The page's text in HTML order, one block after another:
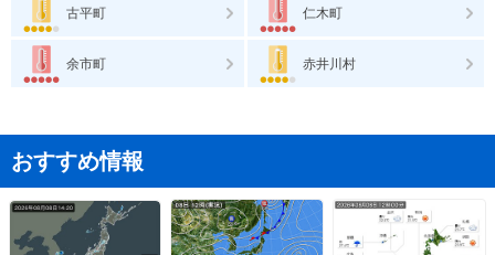
古平町 仁木町
余市町 赤井川村
おすすめ情報